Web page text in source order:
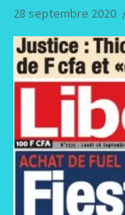
28 septembre 2020